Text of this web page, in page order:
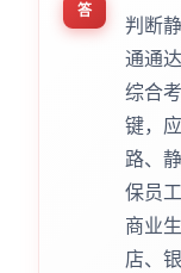
答
判断
通通
综合
键，
路、
保员
商业
店、